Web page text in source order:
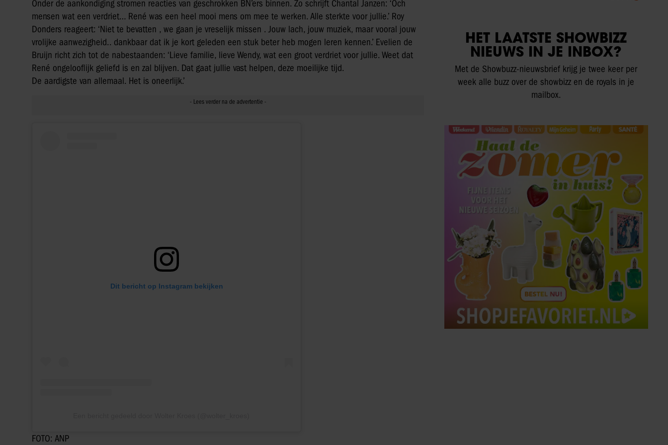
Onder de aankondiging stromen reacties van geschrokken BN’ers binnen. Zo schrijft Chantal Janzen: ‘Och
mensen wat een verdriet… René was een heel mooi mens om mee te werken. Alle sterkte voor jullie.’ Roy
Donders reageert: ‘Niet te bevatten , we gaan je vreselijk missen . Jouw lach, jouw muziek, maar vooral jouw
vrolijke aanwezigheid.. dankbaar dat ik je kort geleden een stuk beter heb mogen leren kennen.’ Evelien de
Bruijn richt zich tot de nabestaanden: ‘Lieve familie, lieve Wendy, wat een groot verdriet voor jullie. Weet dat
René ongelooflijk geliefd is en zal blijven. Dat gaat jullie vast helpen, deze moeilijke tijd.
De aardigste van allemaal. Het is oneerlijk.’
Dit bericht op Instagram bekijken
FOTO: ANP
HET LAATSTE SHOWBIZZ
NIEUWS IN JE INBOX?
Met de Showbuzz-nieuwsbrief krijg je twee keer per
week alle buzz over de showbizz en de royals in je
mailbox.